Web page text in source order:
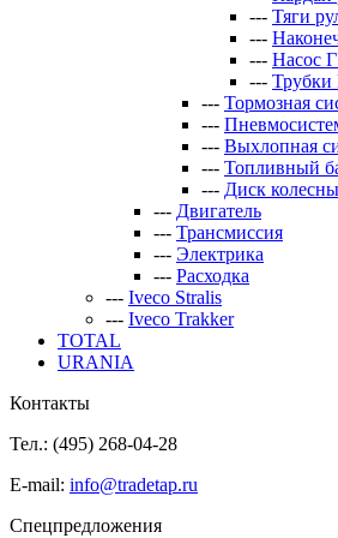
--- Тяги
---
--- Насос
---
--- Тормозная
---
--- Выхлопная
--- Топливный
--- Диск
--- Двигатель
--- Трансмиссия
--- Электрика
--- Расходка
--- Iveco Stralis
--- Iveco Trakker
TOTAL
URANIA
Контакты
Тел.: (495) 268-04-28
E-mail: info@tradetap.ru
Спецпредложения